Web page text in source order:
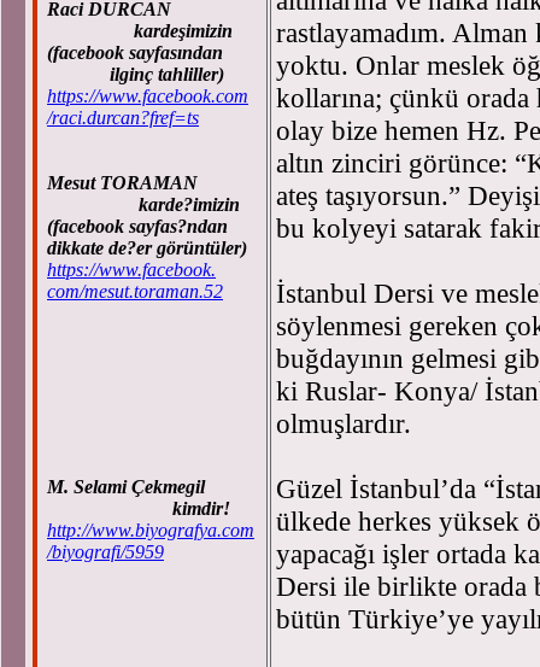
Raci DURCAN
kardeşimizin
(facebook sayfasından
ilginç tahliller)
https://www.facebook.com
/raci.durcan?fref=ts
Mesut TORAMAN
karde?imizin
(facebook sayfas?ndan
dikkate de?er görüntüler)
https://www.facebook.
com/mesut.toraman.52
M. Selami Çekmegil
kimdir!
http://www.biyografya.com
/biyografi/5959
rastlayamadım. Alman
yoktu. Onlar meslek
kollarına; çünkü
olay bize hemen Hz.
altın zinciri görünce:
ateş taşıyorsun.”
bu kolyeyi satarak
İstanbul Dersi ve
söylenmesi gereken
buğdayının gelmesi
ki Ruslar- Konya/
olmuşlardır.
Güzel İstanbul’da
ülkede herkes yüksek
yapacağı işler ortada
Dersi ile birlikte orada
bütün Türkiye’ye